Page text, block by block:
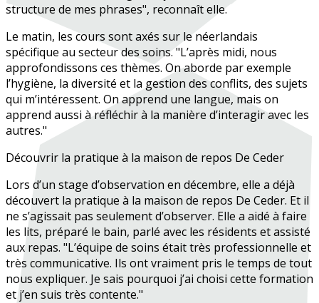
structure de mes phrases", reconnaît elle.
Le matin, les cours sont axés sur le néerlandais
spécifique au secteur des soins. "L’après midi, nous
approfondissons ces thèmes. On aborde par exemple
l’hygiène, la diversité et la gestion des conflits, des sujets
qui m’intéressent. On apprend une langue, mais on
apprend aussi à réfléchir à la manière d’interagir avec les
autres."
Découvrir la pratique à la maison de repos De Ceder
Lors d’un stage d’observation en décembre, elle a déjà
découvert la pratique à la maison de repos De Ceder. Et il
ne s’agissait pas seulement d’observer. Elle a aidé à faire
les lits, préparé le bain, parlé avec les résidents et assisté
aux repas. "L’équipe de soins était très professionnelle et
très communicative. Ils ont vraiment pris le temps de tout
nous expliquer. Je sais pourquoi j’ai choisi cette formation
et j’en suis très contente."